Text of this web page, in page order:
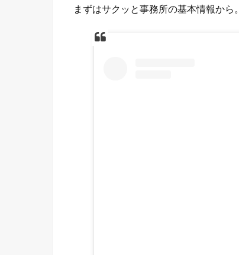
まずはサクッと事務所の基本情報から。